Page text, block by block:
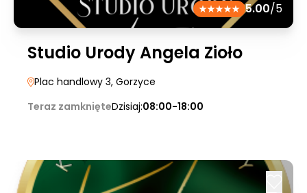
5.00/5
Studio Urody Angela Zioło
Plac handlowy 3, Gorzyce
Teraz zamknięteDzisiaj:08:00-18:00